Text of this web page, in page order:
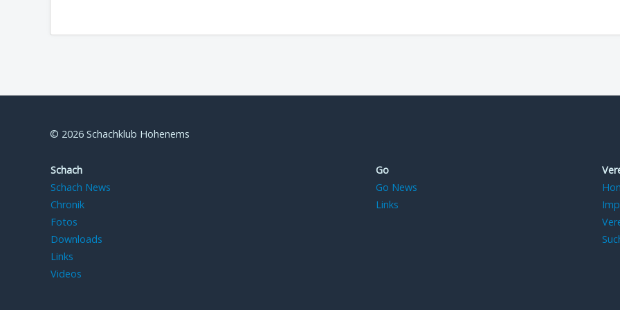
© 2026 Schachklub Hohenems
Schach Go
Schach News
Go News
Chronik
Links
Fotos
Downloads
Links
Videos